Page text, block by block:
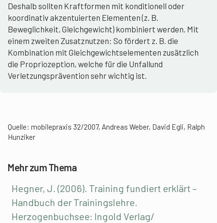
Deshalb sollten Kraftformen mit konditionell oder
koordinativ akzentuierten Elementen (z. B.
Beweglichkeit, Gleichgewicht) kombiniert werden. Mit
einem zweiten Zusatznutzen: So fördert z. B. die
Kombination mit Gleichgewichtselementen zusätzlich
die Propriozeption, welche für die Unfallund
Verletzungsprävention sehr wichtig ist.
Quelle: mobilepraxis 32/2007, Andreas Weber, David Egli, Ralph
Hunziker
Mehr zum Thema
Hegner, J. (2006). Training fundiert erklärt –
Handbuch der Trainingslehre.
Herzogenbuchsee: Ingold Verlag/